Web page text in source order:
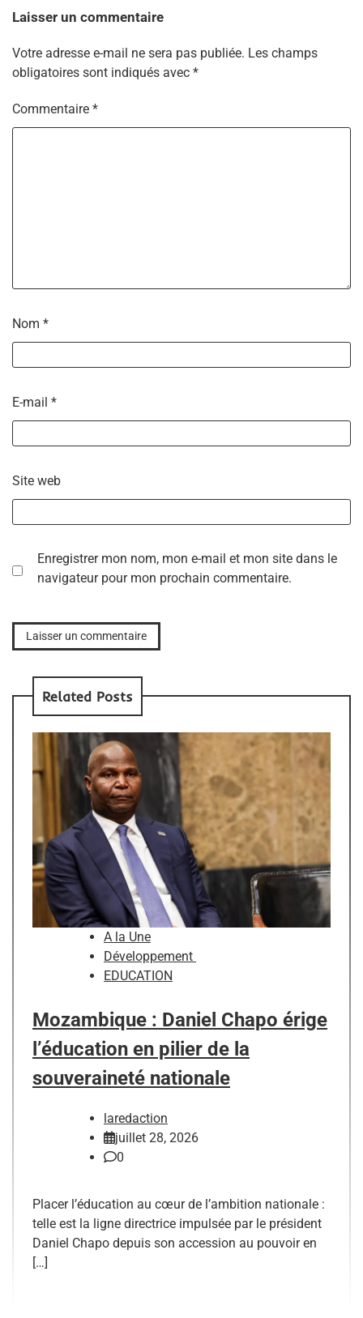
Laisser un commentaire
Votre adresse e-mail ne sera pas publiée. Les champs
obligatoires sont indiqués avec *
Commentaire *
Nom *
E-mail *
Site web
Enregistrer mon nom, mon e-mail et mon site dans le
navigateur pour mon prochain commentaire.
Related Posts
A la Une
Développement
EDUCATION
Mozambique : Daniel Chapo érige
l’éducation en pilier de la
souveraineté nationale
laredaction
juillet 28, 2026
0
Placer l’éducation au cœur de l’ambition nationale :
telle est la ligne directrice impulsée par le président
Daniel Chapo depuis son accession au pouvoir en
[…]